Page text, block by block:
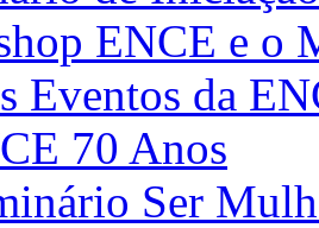
ENCE e o
Eventos da
70 Anos
Ser